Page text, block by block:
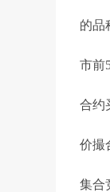
的品
市前
合约
价撮
集合